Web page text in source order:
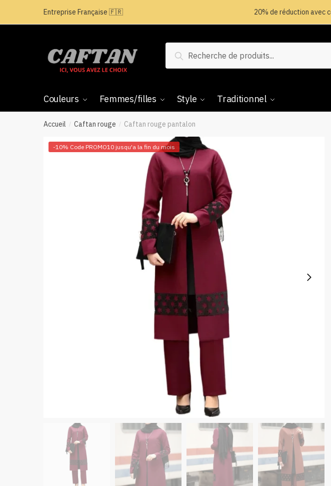
Entreprise Française 🇫🇷 20% de réduction avec
pour :
Recherche
Couleurs Femmes/filles Style Traditionnel
Accueil / Caftan rouge / Caftan rouge pantalon
-10% Code PROMO10 jusqu'a la fin du mois